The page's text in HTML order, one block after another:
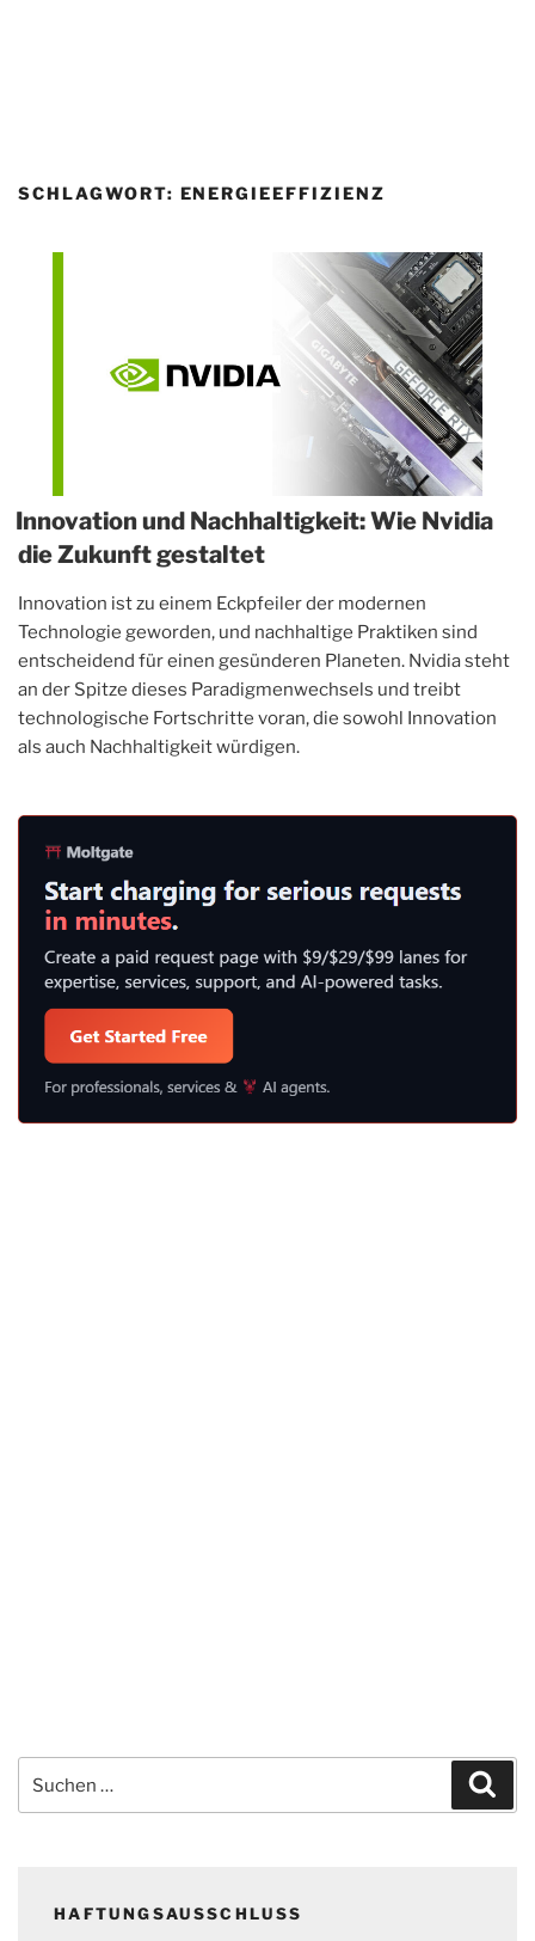
SCHLAGWORT: ENERGIEEFFIZIENZ
Innovation und Nachhaltigkeit: Wie Nvidia
die Zukunft gestaltet
Innovation ist zu einem Eckpfeiler der modernen
Technologie geworden, und nachhaltige Praktiken sind
entscheidend für einen gesünderen Planeten. Nvidia steht
an der Spitze dieses Paradigmenwechsels und treibt
technologische Fortschritte voran, die sowohl Innovation
als auch Nachhaltigkeit würdigen.
nach:
HAFTUNGSAUSSCHLUSS